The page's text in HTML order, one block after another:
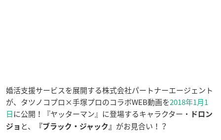
婚活支援サービスを展開する株式会社パートナーエージェント
が、タツノコプロ×手塚プロのコラボWEB動画を2018年1月1
日に公開！『ヤッターマン』に登場するキャラクター・
ドロン
ジョ と、 『ブラック・ジャック』 がお見合い！？